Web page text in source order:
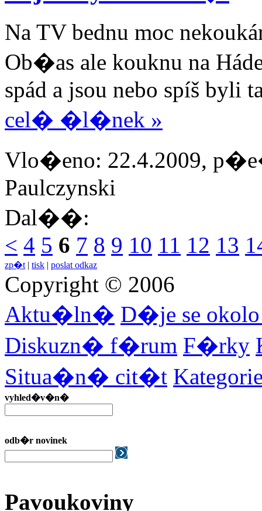
Na TV bednu moc
Ob�as ale kouknu na
spád a jsou nebo spíš byli
cel� �l�nek »
Vlo�eno: 22.4.2009,
Paulczynski
Dal��:
< 4 5 6 7 8 9 10 11 12 13
zp�t | tisk | poslat odkaz
Copyright © 2006
Aktu�ln� D�je se
Diskuzn� f�rum F�rky
Situa�n� cit�t
vyhled�v�n�
odb�r novinek
Pavoukoviny